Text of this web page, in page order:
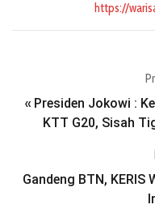
https://
« Presiden Jokowi :
KTT G20, Sisah
Gandeng BTN, KERIS